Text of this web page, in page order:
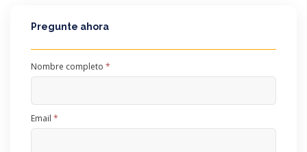
Pregunte ahora
*
Nombre completo
*
Email